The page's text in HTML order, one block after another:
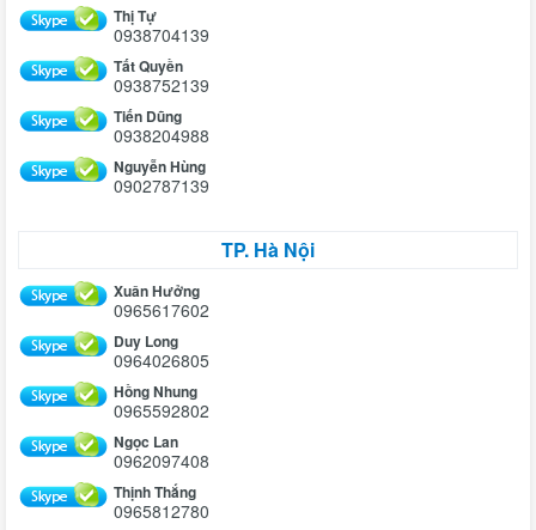
Thị Tự
0938704139
Tất Quyền
0938752139
Tiến Dũng
0938204988
Nguyễn Hùng
0902787139
TP. Hà Nội
Xuân Hưởng
0965617602
Duy Long
0964026805
Hồng Nhung
0965592802
Ngọc Lan
0962097408
Thịnh Thắng
0965812780